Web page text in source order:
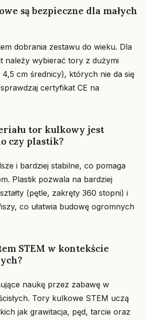
są bezpieczne dla małych
dobrania zestawu do wieku. Dla
należy wybierać tory z dużymi
cm średnicy), których nie da się
certyfikat CE na
tor kulkowy jest
czy plastik?
i bardziej stabilne, co pomaga
Plastik pozwala na bardziej
(pętle, zakręty 360 stopni) i
co ułatwia budowę ogromnych
STEM w kontekście
naukę przez zabawę w
Tory kulkowe STEM uczą
jak grawitacja, pęd, tarcie oraz